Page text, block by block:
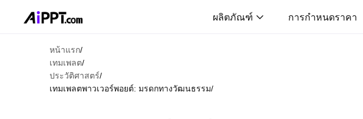
ผลิตภัณฑ์ การกำหนดราคา
หน้าแรก/
เทมเพลต/
ประวัติศาสตร์/
เทมเพลตพาวเวอร์พอยต์: มรดกทางวัฒนธรรม/